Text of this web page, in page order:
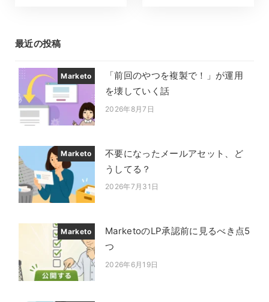
最近の投稿
Marketo
「前回のやつを複製で！」が運用
を壊していく話
投稿日
2026年8月7日
Marketo
不要になったメールアセット、ど
うしてる？
投稿日
2026年7月31日
Marketo
MarketoのLP承認前に見るべき点5
つ
投稿日
2026年6月19日